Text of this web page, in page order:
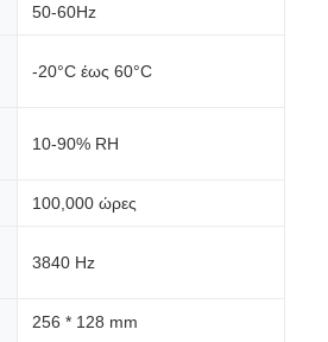
50-60Hz
-20°C έως 60°C
10-90% RH
100,000 ώρες
3840 Hz
256 * 128 mm